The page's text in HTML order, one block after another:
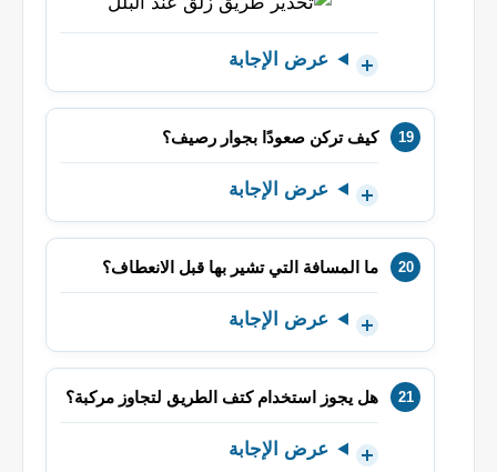
عرض الإجابة
كيف تركن صعودًا بجوار رصيف؟
عرض الإجابة
ما المسافة التي تشير بها قبل الانعطاف؟
عرض الإجابة
هل يجوز استخدام كتف الطريق لتجاوز مركبة؟
عرض الإجابة